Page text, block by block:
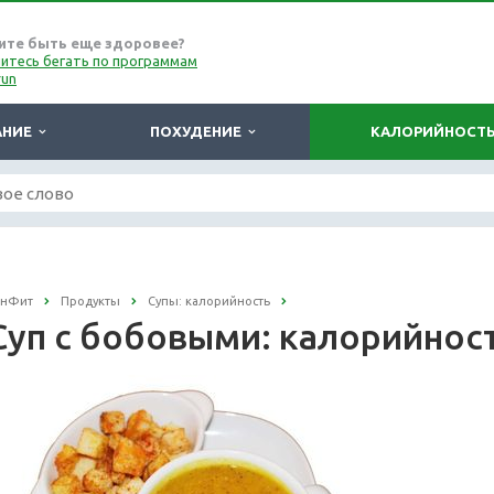
быть еще здоровее?
бегать по программам
ПОХУДЕНИЕ
Продукты Супы: калорийность
с бобовыми: